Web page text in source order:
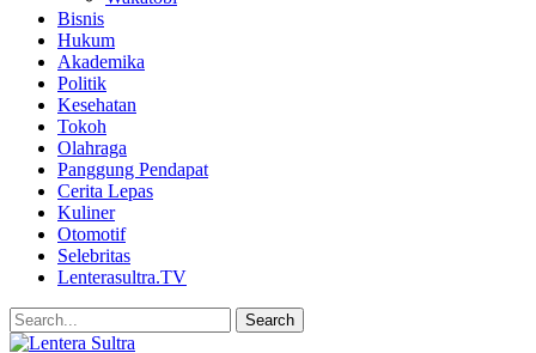
Bisnis
Hukum
Akademika
Politik
Kesehatan
Tokoh
Olahraga
Panggung Pendapat
Cerita Lepas
Kuliner
Otomotif
Selebritas
Lenterasultra.TV